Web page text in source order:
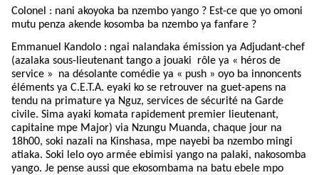
Colonel : nani akoyoka ba nzembo yango ? Est-ce que yo omoni
mutu penza akende kosomba ba nzembo ya fanfare ?
Emmanuel Kandolo : ngai nalandaka émission ya Adjudant-chef
(azalaka sous-lieutenant tango a jouaki
rôle ya « héros de
service »
na désolante comédie ya « push » oyo ba innoncents
éléments ya C.E.T.A. eyaki ko se retrouver na guet-apens na
tendu na primature ya Nguz, services de sécurité na Garde
civile. Sima ayaki komata rapidement premier lieutenant,
capitaine mpe Major) via Nzungu Muanda, chaque jour na
18h00, soki nazali na Kinshasa, mpe nayebi ba nzembo mingi
atiaka. Soki lelo oyo armée ebimisi yango na palaki, nakosomba
yango. Je pense aussi que ekosombama na batu ebele mpo